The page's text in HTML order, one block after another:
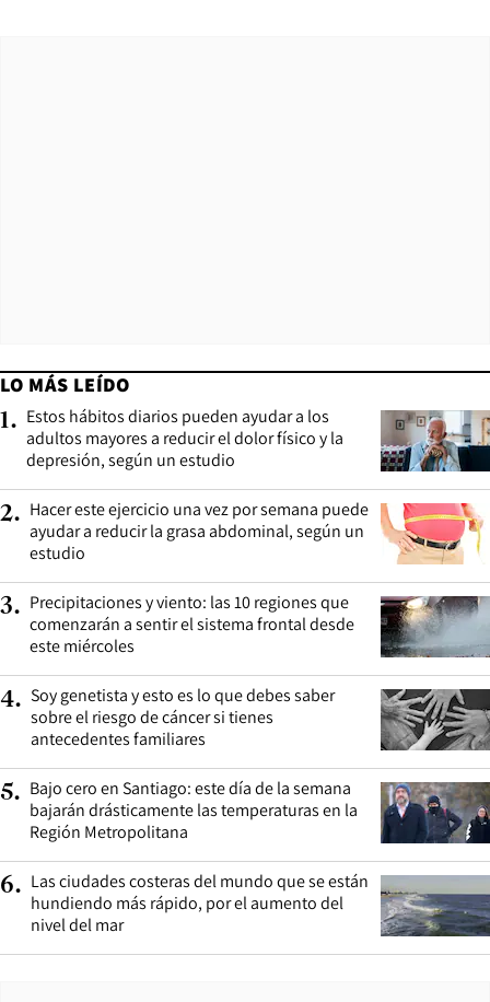
LO MÁS LEÍDO
1. Estos hábitos diarios pueden ayudar a los
adultos mayores a reducir el dolor físico y la
depresión, según un estudio
2. Hacer este ejercicio una vez por semana puede
ayudar a reducir la grasa abdominal, según un
estudio
3. Precipitaciones y viento: las 10 regiones que
comenzarán a sentir el sistema frontal desde
este miércoles
4. Soy genetista y esto es lo que debes saber
sobre el riesgo de cáncer si tienes
antecedentes familiares
5. Bajo cero en Santiago: este día de la semana
bajarán drásticamente las temperaturas en la
Región Metropolitana
6. Las ciudades costeras del mundo que se están
hundiendo más rápido, por el aumento del
nivel del mar